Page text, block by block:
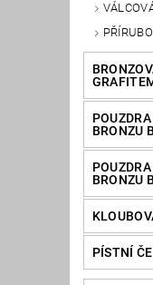
BRONZU
BRONZU
PÍSTNÍ